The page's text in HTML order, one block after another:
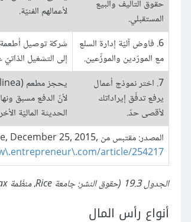
حقوق التأليف والبيع
المستقبلي.
لأعمالهم الفنيّة.
6. فاوض آليّة إدارة السلع
مع المورّدين والموزِّعين.
إلى التشغيل
7. اختر نموذج أعمال
يرفع تدفّق إيراداتك
لأقصى حدّ.
لأنّ الدفع مسبق
الحديثة الماليّة
المصدر: مقتبس من from Martin Zwilling,“7 Ways to Bootstrap Your Business,” Entrepreneur Magazine, December 25, 2015,
article/254217
الجدول 19.3 (حقوق النشر: جامعة Rice، منظّمة OpenStax، مرخّصة برخصة المشاع الإبداعيّ CC-BY 4.0).
أنواع رأس المال